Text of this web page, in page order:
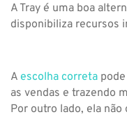
A Tray é uma boa
disponibiliza recursos
A escolha correta
as vendas e trazendo
Por outro lado, ela